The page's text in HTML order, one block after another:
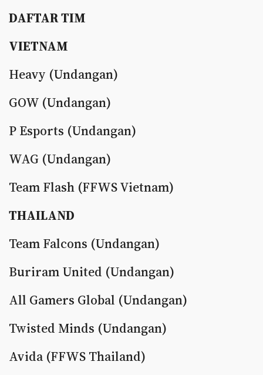
DAFTAR TIM
VIETNAM
Heavy (Undangan)
GOW (Undangan)
P Esports (Undangan)
WAG (Undangan)
Team Flash (FFWS Vietnam)
THAILAND
Team Falcons (Undangan)
Buriram United (Undangan)
All Gamers Global (Undangan)
Twisted Minds (Undangan)
Avida (FFWS Thailand)